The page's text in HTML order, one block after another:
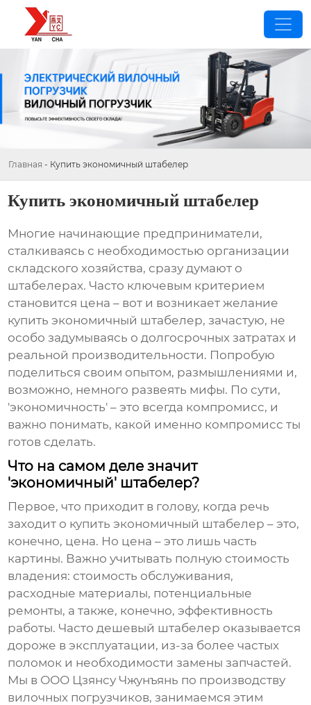
Главная - Купить экономичный штабелер
Купить экономичный штабелер
Многие начинающие предприниматели,
сталкиваясь с необходимостью организации
складского хозяйства, сразу думают о
штабелерах. Часто ключевым критерием
становится цена – вот и возникает желание
купить экономичный штабелер, зачастую, не
особо задумываясь о долгосрочных затратах и
реальной производительности. Попробую
поделиться своим опытом, размышлениями и,
возможно, немного развеять мифы. По сути,
'экономичность' – это всегда компромисс, и
важно понимать, какой именно компромисс ты
готов сделать.
Что на самом деле значит
'экономичный' штабелер?
Первое, что приходит в голову, когда речь
заходит о купить экономичный штабелер – это,
конечно, цена. Но цена – это лишь часть
картины. Важно учитывать полную стоимость
владения: стоимость обслуживания,
расходные материалы, потенциальные
ремонты, а также, конечно, эффективность
работы. Часто дешевый штабелер оказывается
дороже в эксплуатации, из-за более частых
поломок и необходимости замены запчастей.
Мы в ООО Цзянсу Чжунъянь по производству
вилочных погрузчиков, занимаемся этим